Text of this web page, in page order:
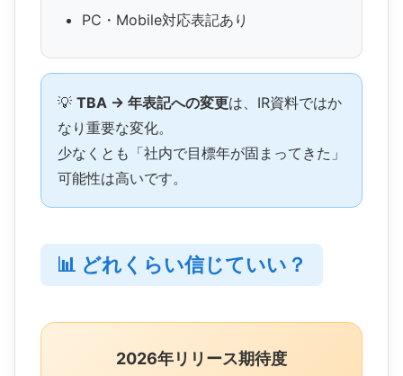
PC・Mobile対応表記あり
💡 TBA → 年表記への変更は、IR資料ではか
なり重要な変化。
少なくとも「社内で目標年が固まってきた」
可能性は高いです。
📊 どれくらい信じていい？
2026年リリース期待度